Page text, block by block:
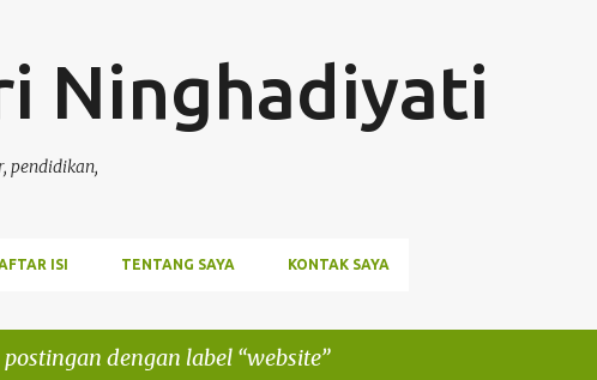
Ninghadiyati
pendidikan,
ISI TENTANG SAYA KONTAK SAYA
dengan label website